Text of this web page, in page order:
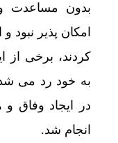
بدون مساعدت
امکان پذیر نبود
کردند، برخی از
به خود رد می
در ایجاد وفاق و
انجام شد.